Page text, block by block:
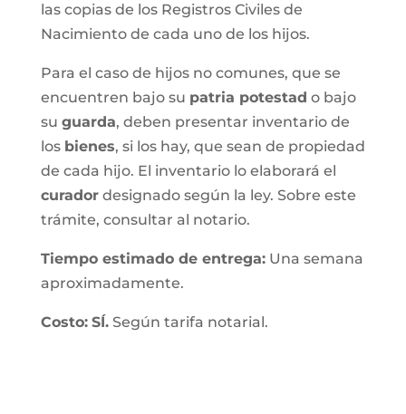
las copias de los Registros Civiles de
Nacimiento de cada uno de los hijos.
Para el caso de hijos no comunes, que se
encuentren bajo su patria potestad o bajo
su guarda, deben presentar inventario de
los bienes, si los hay, que sean de propiedad
de cada hijo. El inventario lo elaborará el
curadordesignado según la ley. Sobre este
trámite, consultar al notario.
Tiempo estimado de entrega:Una semana
aproximadamente.
Costo: SÍ.Según tarifa notarial.